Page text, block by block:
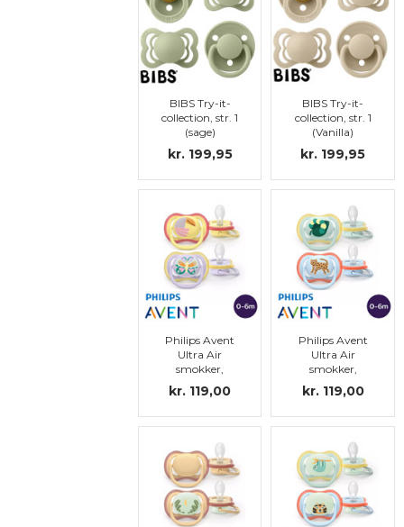
BIBS Try-it-
collection, str. 1
(sage)
kr. 199,95
BIBS Try-it-
collection, str. 1
(Vanilla)
kr. 199,95
Philips Avent
Ultra Air
smokker,
symmetriske,
silikon, str.1
kr. 119,00
Philips Avent
Ultra Air
smokker,
symmetriske,
silikon, str.1
kr. 119,00